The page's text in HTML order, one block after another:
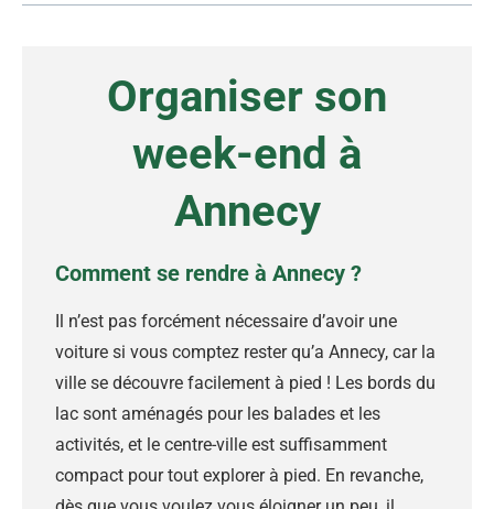
Organiser son
week-end à
Annecy
Comment se rendre à Annecy ?
Il n’est pas forcément nécessaire d’avoir une
voiture si vous comptez rester qu’a Annecy, car la
ville se découvre facilement à pied ! Les bords du
lac sont aménagés pour les balades et les
activités, et le centre-ville est suffisamment
compact pour tout explorer à pied. En revanche,